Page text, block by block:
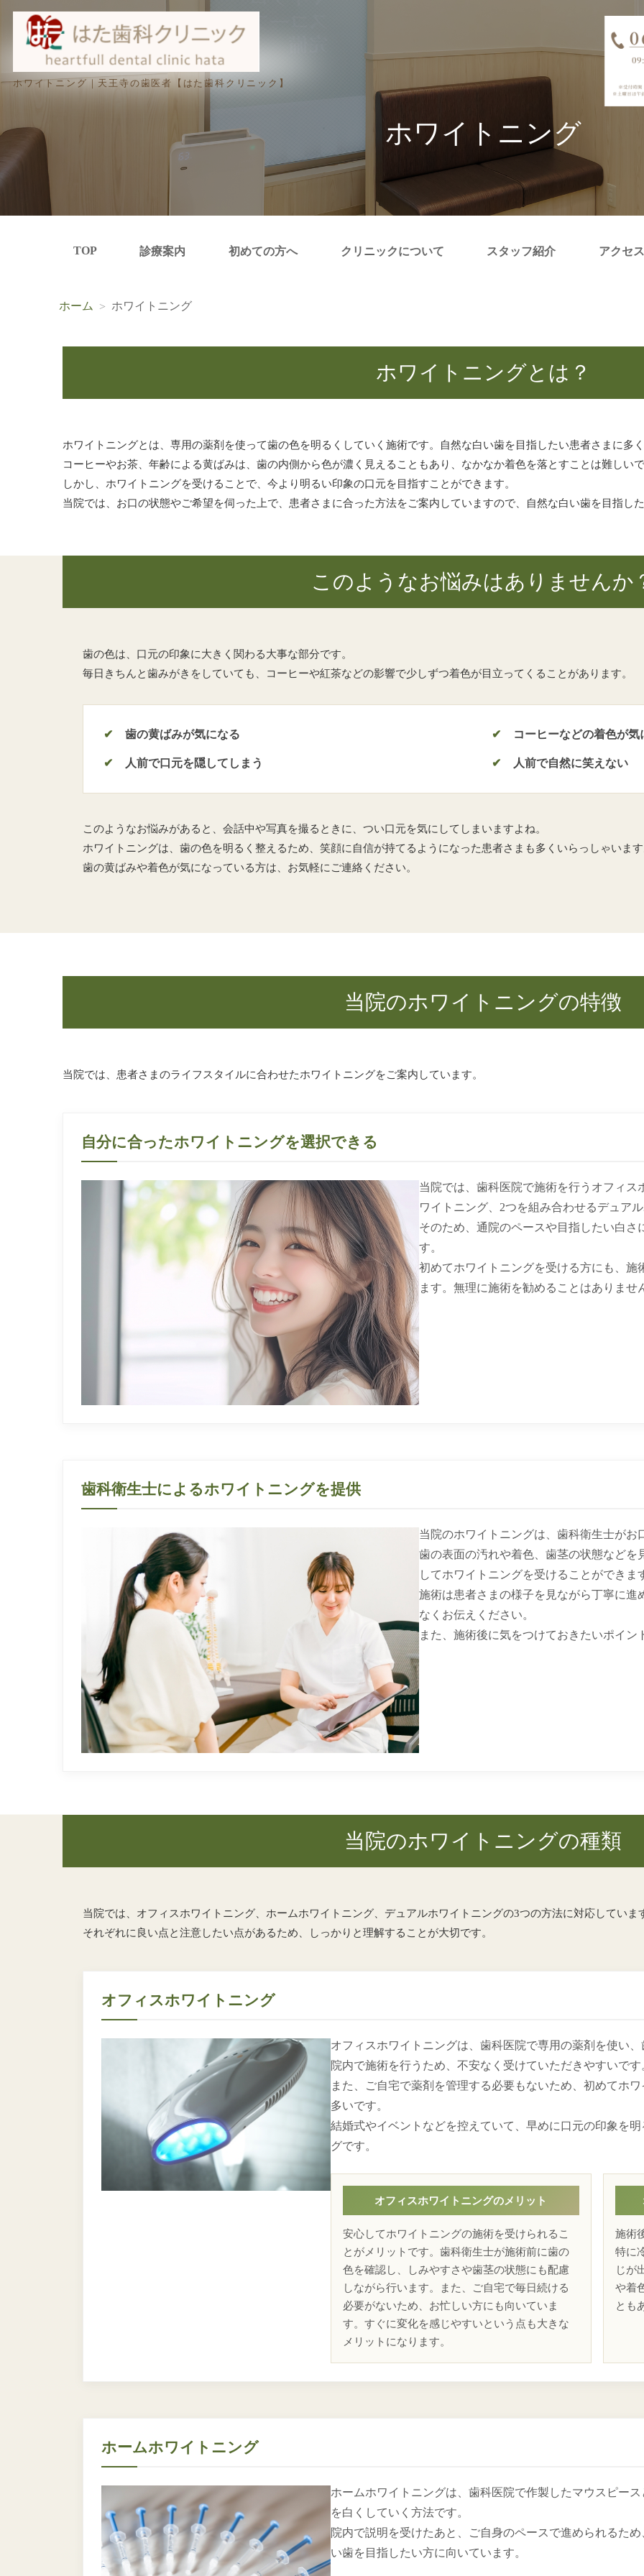
ホワイトニング｜天王寺の歯医者【はた歯科クリニック】
ホワイトニング
TOP 診療案内 初めての方へ クリニックについて スタッフ紹介 アクセス
ホーム ホワイトニング
ホワイトニングとは？
ホワイトニングとは、専用の薬剤を使って歯の色を明るくしていく施術です。自然な白い歯を目指したい患者さまに多く
コーヒーやお茶、年齢による黄ばみは、歯の内側から色が濃く見えることもあり、なかなか着色を落とすことは難しいで
しかし、ホワイトニングを受けることで、今より明るい印象の口元を目指すことができます。
当院では、お口の状態やご希望を伺った上で、患者さまに合った方法をご案内していますので、自然な白い歯を目指し
このようなお悩みはありませんか
歯の色は、口元の印象に大きく関わる大事な部分です。
毎日きちんと歯みがきをしていても、コーヒーや紅茶などの影響で少しずつ着色が目立ってくることがあります。
歯の黄ばみが気になる コーヒーなどの着色が気
人前で口元を隠してしまう 人前で自然に笑えない
このようなお悩みがあると、会話中や写真を撮るときに、つい口元を気にしてしまいますよね。
ホワイトニングは、歯の色を明るく整えるため、笑顔に自信が持てるようになった患者さまも多くいらっしゃいます
歯の黄ばみや着色が気になっている方は、お気軽にご連絡ください。
当院のホワイトニングの特徴
当院では、患者さまのライフスタイルに合わせたホワイトニングをご案内しています。
自分に合ったホワイトニングを選択できる
当院では、歯科医院で施術を行うオフィ
ワイトニング、2つを組み合わせるデュア
そのため、通院のペースや目指したい白さ
す。
初めてホワイトニングを受ける方にも、
ます。無理に施術を勧めることはありませ
歯科衛生士によるホワイトニングを提供
当院のホワイトニングは、歯科衛生士がお
歯の表面の汚れや着色、歯茎の状態など
してホワイトニングを受けることができま
施術は患者さまの様子を見ながら丁寧に
なくお伝えください。
また、施術後に気をつけておきたいポイン
当院のホワイトニングの種類
当院では、オフィスホワイトニング、ホームホワイトニング、デュアルホワイトニングの3つの方法に対応していま
それぞれに良い点と注意したい点があるため、しっかりと理解することが大切です。
オフィスホワイトニング
オフィスホワイトニングは、歯科医院で専用の薬剤を使い
院内で施術を行うため、不安なく受けていただきやすいです
また、ご自宅で薬剤を管理する必要もないため、初めてホ
多いです。
結婚式やイベントなどを控えていて、早めに口元の印象を
グです。
オフィスホワイトニングのメリット
安心してホワイトニングの施術を受けられるこ
とがメリットです。歯科衛生士が施術前に歯の
色を確認し、しみやすさや歯茎の状態にも配慮
しながら行います。また、ご自宅で毎日続ける
必要がないため、お忙しい方にも向いていま
す。すぐに変化を感じやすいという点も大きな
メリットになります。
施術
特に
じが
や着
とも
ホームホワイトニング
ホームホワイトニングは、歯科医院で作製したマウスピー
を白くしていく方法です。
院内で説明を受けたあと、ご自身のペースで進められるた
い歯を目指したい方に向いています。